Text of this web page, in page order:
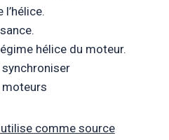
hélice du moteur.
synchroniser
comme source